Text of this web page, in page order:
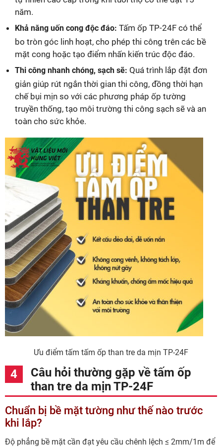
năm.
Khả năng uốn cong độc đáo: Tấm ốp TP-24F có thể
bo tròn góc linh hoạt, cho phép thi công trên các bề
mặt cong hoặc tạo điểm nhấn kiến trúc độc đáo.
Thi công nhanh chóng, sạch sẽ: Quá trình lắp đặt đơn
giản giúp rút ngắn thời gian thi công, đồng thời hạn
chế bụi mịn so với các phương pháp ốp tường
truyền thống, tạo môi trường thi công sạch sẽ và an
toàn cho sức khỏe.
Ưu điểm tấm tấm ốp than tre da mịn TP-24F
Câu hỏi thường gặp về tấm ốp
than tre da mịn TP-24F
Chuẩn bị bề mặt tường như thế nào trước
khi lắp?
Độ phẳng bề mặt cần đạt yêu cầu chênh lệch ≤ 2mm/1m để